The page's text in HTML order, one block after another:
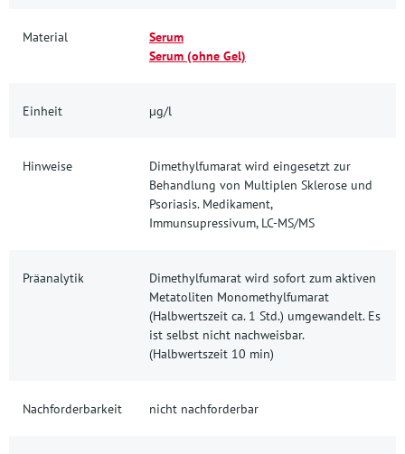
Material
Serum
Serum (ohne Gel)
Einheit µg/l
Hinweise
Dimethylfumarat wird eingesetzt zur
Behandlung von Multiplen Sklerose und
Psoriasis. Medikament,
Immunsupressivum, LC-MS/MS
Präanalytik
Dimethylfumarat wird sofort zum aktiven
Metatoliten Monomethylfumarat
(Halbwertszeit ca. 1 Std.) umgewandelt. Es
ist selbst nicht nachweisbar.
(Halbwertszeit 10 min)
Nachforderbarkeit nicht nachforderbar